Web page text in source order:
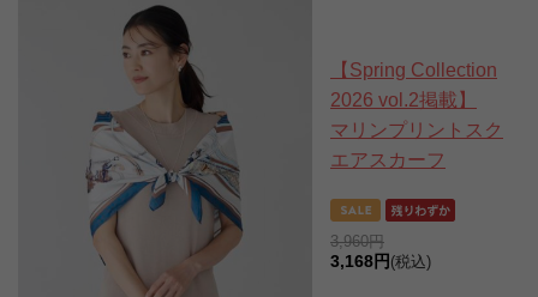
【Spring Collection
2026 vol.2掲載】
マリンプリントスク
エアスカーフ
3,960円
3,168円 (税込)